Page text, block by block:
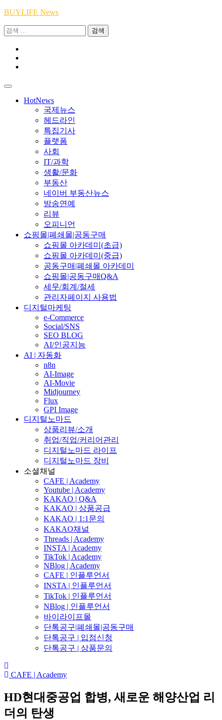
Skip
content
BUYLIFE News
검
HotNews
국제뉴스
헤드라인
특집기사
플랫폼
사회
IT/과학
생활/문화
부동산
네이버 부동산뉴스
방송연예
리뷰
오피니언
쇼핑몰|폐쇄몰|공동구매
쇼핑몰 아카데미(초급)
쇼핑몰 아카데미(중급)
공동구매|폐쇄몰 아카데미
쇼핑몰|공동구매Q&A
세무/회계/절세
관리자페이지 사용법
디지털마케팅
e-Commerce
Social/SNS
SEO BLOG
AI/인공지능
AI | 자동화
n8n
AI-Image
AI-Movie
Midjourney
Flux
GPI Image
디지털노마드
상품리뷰/소개
취업/직업/커리어관리
디지털노마드 라이프
디지털노마드 장비
소셜채널
CAFE | Academy
Youtube | Academy
KAKAO | Q&A
KAKAO | 상품공급
KAKAO | 1:1문의
KAKAO채널
Threads | Academy
INSTA | Academy
TikTok | Academy
NBlog | Academy
CAFE | 인플루언서
INSTA | 인플루언서
TikTok | 인플루언서
NBlog | 인플루언서
바이라이프몰
단톡공구|폐쇄몰|공동구매
단톡공구 | 입점신청
단톡공구 | 상품문의
CAFE | Academy
HD현대중공업 합병, 새로운 해양산업 리
더의 탄생